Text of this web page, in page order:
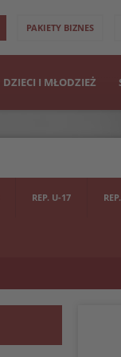
PAKIETY BIZNES
DZIECI I MŁODZIEŻ
REP. U-17